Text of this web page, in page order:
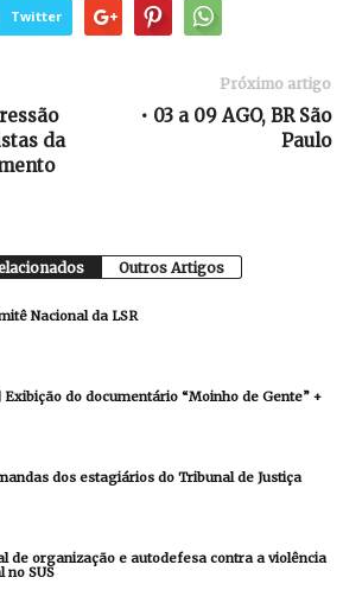
Twitter
da
Próximo artigo
• 03 a 09 AGO, BR São
Paulo
Outros Artigos
Nacional da LSR
Exibição do documentário “Moinho de Gente” +
dos estagiários do Tribunal de Justiça
de organização e autodefesa contra a violência
no SUS